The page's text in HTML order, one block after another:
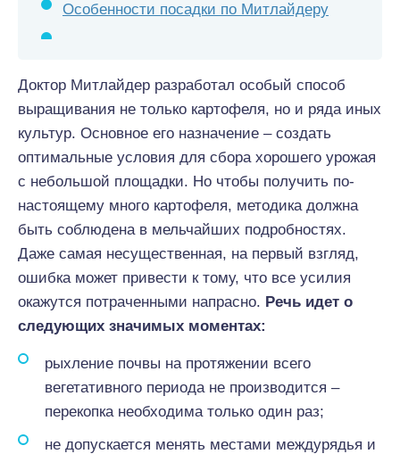
Особенности посадки по Митлайдеру
Доктор Митлайдер разработал особый способ
выращивания не только картофеля, но и ряда иных
культур. Основное его назначение – создать
оптимальные условия для сбора хорошего урожая
с небольшой площадки. Но чтобы получить по-
настоящему много картофеля, методика должна
быть соблюдена в мельчайших подробностях.
Даже самая несущественная, на первый взгляд,
ошибка может привести к тому, что все усилия
окажутся потраченными напрасно. Речь идет о
следующих значимых моментах:
рыхление почвы на протяжении всего
вегетативного периода не производится –
перекопка необходима только один раз;
не допускается менять местами междурядья и